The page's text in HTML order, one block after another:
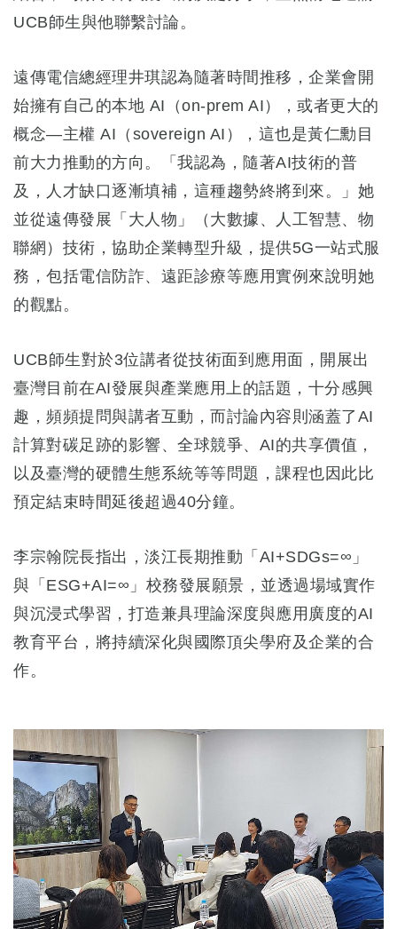
UCB師生與他聯繫討論。
遠傳電信總經理井琪認為隨著時間推移，企業會開
始擁有自己的本地 AI（on-prem AI），或者更大的
概念—主權 AI（sovereign AI），這也是黃仁勳目
前大力推動的方向。「我認為，隨著AI技術的普
及，人才缺口逐漸填補，這種趨勢終將到來。」她
並從遠傳發展「大人物」（大數據、人工智慧、物
聯網）技術，協助企業轉型升級，提供5G一站式服
務，包括電信防詐、遠距診療等應用實例來說明她
的觀點。
UCB師生對於3位講者從技術面到應用面，開展出
臺灣目前在AI發展與產業應用上的話題，十分感興
趣，頻頻提問與講者互動，而討論內容則涵蓋了AI
計算對碳足跡的影響、全球競爭、AI的共享價值，
以及臺灣的硬體生態系統等等問題，課程也因此比
預定結束時間延後超過40分鐘。
李宗翰院長指出，淡江長期推動「AI+SDGs=∞」
與「ESG+AI=∞」校務發展願景，並透過場域實作
與沉浸式學習，打造兼具理論深度與應用廣度的AI
教育平台，將持續深化與國際頂尖學府及企業的合
作。